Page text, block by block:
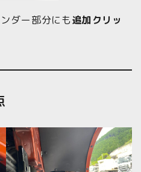
ダー部分にも追加クリッ